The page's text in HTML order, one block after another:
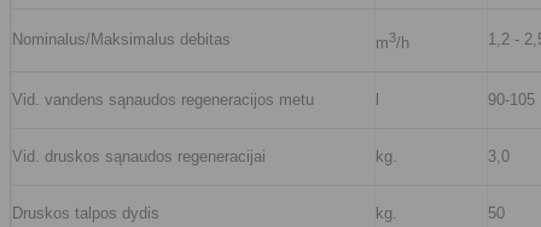
Nominalus/Maksimalus debitas m3/h 1,2 -
Vid. vandens sąnaudos regeneracijos metu 90-105
Vid. druskos sąnaudos regeneracijai kg. 3,0
Druskos talpos dydis kg. 50